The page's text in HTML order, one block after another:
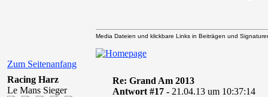
Zum Seitenanfang
Media Dateien und klickbare Links in Beiträgen und
Racing Harz
Le Mans Sieger
Re: Grand Am 2013
Antwort #17 - 21.04.13 um 10:37:14